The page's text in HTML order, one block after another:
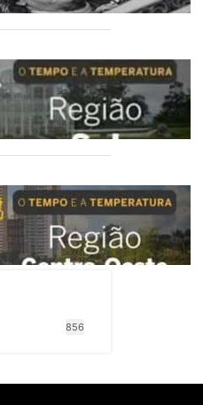
A
Confira a
tempo para a
neste sábado (8)
A
Confira a
tempo para a
Oeste neste
856